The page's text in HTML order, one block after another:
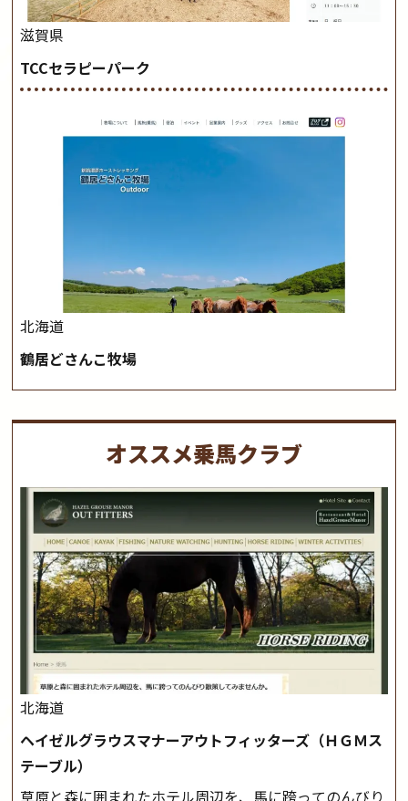
滋賀県
TCCセラピーパーク
北海道
鶴居どさんこ牧場
オススメ乗馬クラブ
北海道
ヘイゼルグラウスマナーアウトフィッターズ（ＨＧＭス
テーブル）
草原と森に囲まれたホテル周辺を、馬に跨ってのんびり